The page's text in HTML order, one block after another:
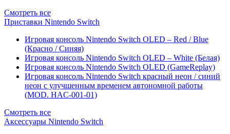
Смотреть все
Приставки Nintendo Switch
Игровая консоль Nintendo Switch OLED – Red / Blue
(Красно / Синяя)
Игровая консоль Nintendo Switch OLED – White (Белая)
Игровая консоль Nintendo Switch OLED (GameReplay)
Игровая консоль Nintendo Switch красный неон / синий
неон с улучшенным временем автономной работы
(MOD. HAC-001-01)
Смотреть все
Аксессуары Nintendo Switch